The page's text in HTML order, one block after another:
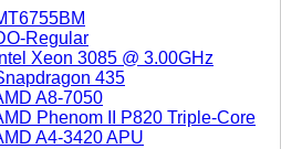
Regular
Intel Xeon 3085 @ 3.00GHz
435
A8-7050
Phenom II P820 Triple-Core
A4-3420 APU